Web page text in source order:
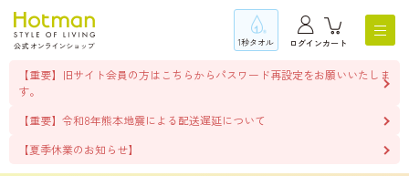
1秒タオル ログインカート
【重要】旧サイト会員の方はこちらからパスワード再設定をお願いいたしま
す。
【重要】令和8年熊本地震による配送遅延について
【夏季休業のお知らせ】